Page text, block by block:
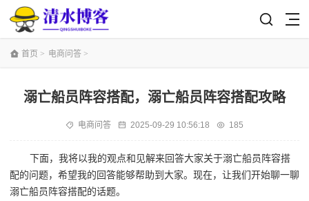
首页 > 电商问答 >
溺亡船员阵容搭配，溺亡船员阵容搭配攻略
电商问答 2025-09-29 10:56:18 185
下面，我将以我的观点和见解来回答大家关于溺亡船员阵容搭
配的问题，希望我的回答能够帮助到大家。现在，让我们开始聊一聊
溺亡船员阵容搭配的话题。